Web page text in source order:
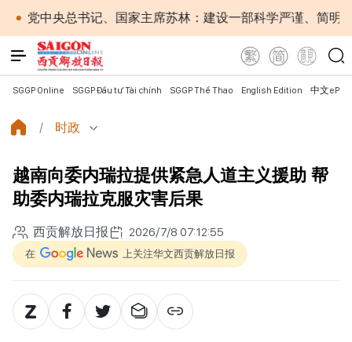
书记、国家主席苏林：建设一部科学严谨、简明精炼、便于
SGGP Online SGGP Đầu tư Tài chính SGGP Thể Thao English Edition 中文
时政
越南向委内瑞拉提供紧急人道主义援助 帮
助委内瑞拉克服灾害后果
西贡解放日报 2026/7/8 07:12:55
在 上关注华文西贡解放日报